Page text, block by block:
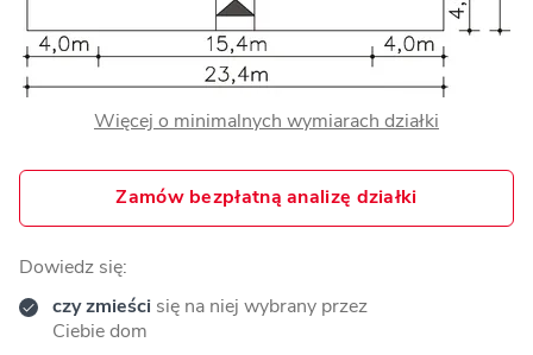
Więcej o minimalnych wymiarach działki
Zamów bezpłatną analizę działki
Dowiedz się:
czy zmieści się na niej wybrany przez
Ciebie dom